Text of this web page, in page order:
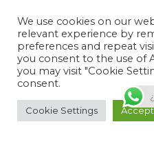
We use cookies on our
relevant experience by
preferences and repeat
you consent to the use of
you may visit "Cookie
consent.
Cookie Settings